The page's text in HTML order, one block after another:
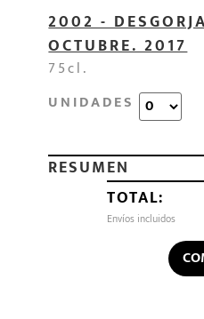
2002 -
OCTUBRE. 2017
75cl.
UNIDADES
RESUMEN
TOTAL:
Envíos incluidos